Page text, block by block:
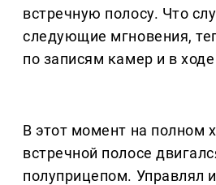
встречную полосу. Что
следующие мгновения,
по записям камер и в
В этот момент на полном
встречной полосе
полуприцепом. Управлял